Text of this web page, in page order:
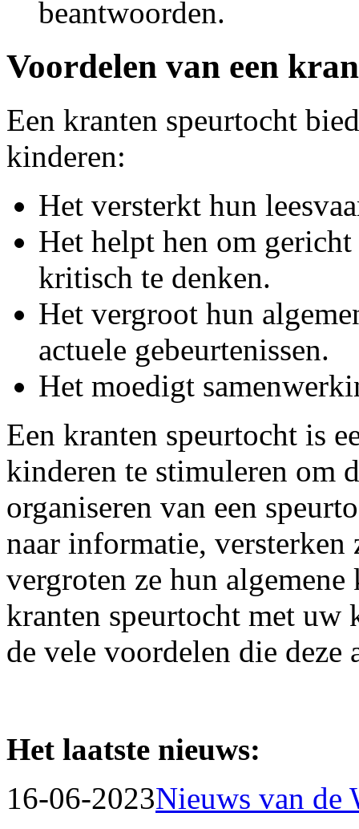
beantwoorden.
Voordelen van een
Een kranten speurtocht
kinderen:
Het versterkt hun
Het helpt hen om
kritisch te denken.
Het vergroot hun
actuele gebeurtenissen.
Het moedigt
Een kranten speurtocht is
kinderen te stimuleren om
organiseren van een
naar informatie, versterken
vergroten ze hun
kranten speurtocht met uw
de vele voordelen die
Het laatste nieuws:
16-06-2023Nieuws van de